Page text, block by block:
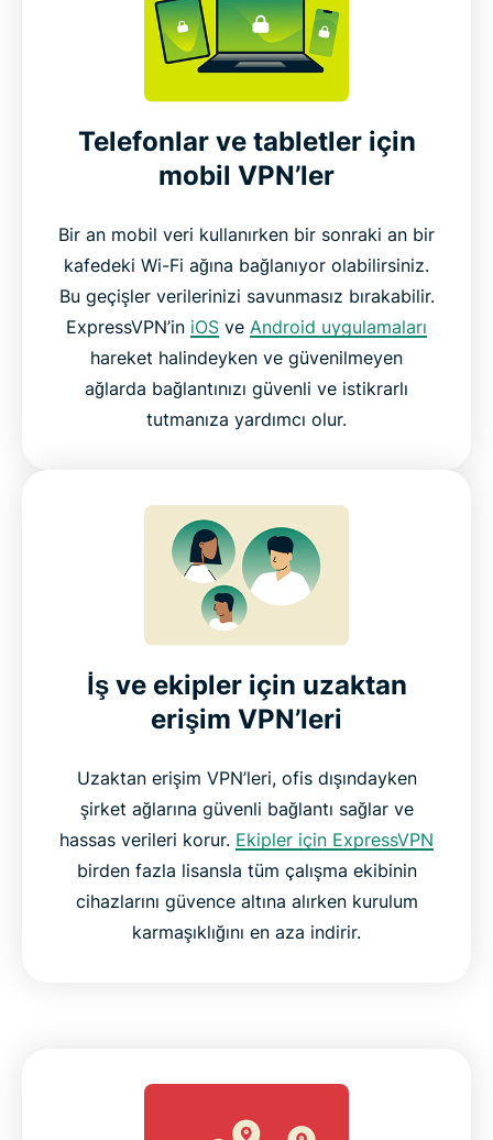
Telefonlar ve tabletler için
mobil VPN’ler
Bir an mobil veri kullanırken bir sonraki an bir
kafedeki Wi-Fi ağına bağlanıyor olabilirsiniz.
Bu geçişler verilerinizi savunmasız bırakabilir.
ExpressVPN’in iOS ve Android uygulamaları
hareket halindeyken ve güvenilmeyen
ağlarda bağlantınızı güvenli ve istikrarlı
tutmanıza yardımcı olur.
İş ve ekipler için uzaktan
erişim VPN’leri
Uzaktan erişim VPN’leri, ofis dışındayken
şirket ağlarına güvenli bağlantı sağlar ve
hassas verileri korur. Ekipler için ExpressVPN
birden fazla lisansla tüm çalışma ekibinin
cihazlarını güvence altına alırken kurulum
karmaşıklığını en aza indirir.